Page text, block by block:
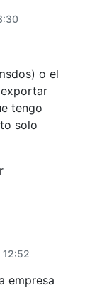
o el
tengo
solo
12:52
empresa